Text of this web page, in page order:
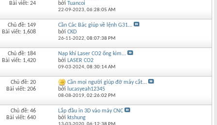
Bài viết: 24
bởiTuancoi
22-09-2023,06:28:05 AM
Chủ đề: 149
Bài viết: 1,608
Cần Các Bác giúp về lệnh G31...
bởiCKD
26-11-2022,08:07:38 PM
Chủ đề: 184
Bài viết: 1,420
Nạp khí Laser CO2 ống kim...
bởi LASER CO2
09-03-2024,08:30:14 AM
Chủ đề: 20
Bài viết: 206
Cần mọi người giúp đỡ máy cắt...
bởi lucasyeah12345
08-08-2019,02:26:02 PM
Chủ đề: 46
Bài viết: 640
Lắp đầu in 3D vào máy CNC
bởi ktshung